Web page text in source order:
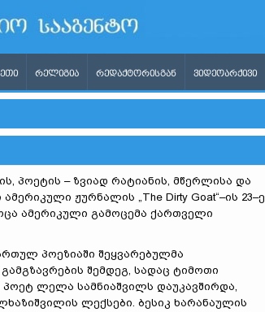
ᲠᲔᲚᲘᲒᲘᲐ ᲠᲔᲓᲐᲥᲢᲝᲠᲘᲡᲒᲐᲜ ᲕᲘᲓᲔᲝᲐᲠᲥᲘᲕᲘ
პოეტის – ზვიად რატიანის, მწერლისა და
ჟურნალის „The Dirty Goat“–ის 23–ე
ამერიკული გამოცემა ქართველი
პოეზიაში შეყვარებულმა
შემდეგ, სადაც ტიმოთი
ლელა სამნიაშვილს დაუკავშირდა,
ლექსები. ბესიკ ხარანაულის